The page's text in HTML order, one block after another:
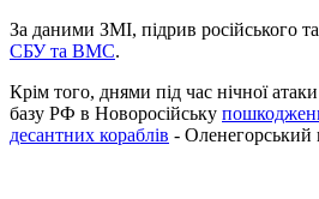
За даними ЗМІ, підрив російського
СБУ та ВМС.
Крім того, днями під час нічної
базу РФ в Новоросійську
десантних кораблів - Оленегорський